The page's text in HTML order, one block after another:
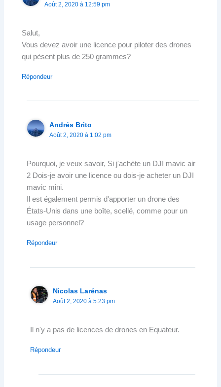
Août 2, 2020 à 12:59 pm
Salut,
Vous devez avoir une licence pour piloter des drones
qui pèsent plus de 250 grammes?
Répondeur
Andrés Brito
Août 2, 2020 à 1:02 pm
Pourquoi, je veux savoir, Si j'achète un DJI mavic air
2 Dois-je avoir une licence ou dois-je acheter un DJI
mavic mini.
Il est également permis d'apporter un drone des
États-Unis dans une boîte, scellé, comme pour un
usage personnel?
Répondeur
Nicolas Larénas
Août 2, 2020 à 5:23 pm
Il n'y a pas de licences de drones en Equateur.
Répondeur